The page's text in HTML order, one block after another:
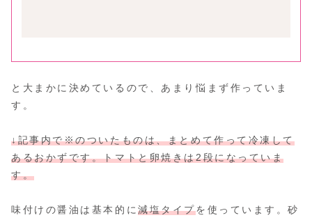
と大まかに決めているので、あまり悩まず作っていま
す。
↓記事内で※のついたものは、まとめて作って冷凍して
あるおかずです。トマトと卵焼きは2段になっていま
す。
味付けの醤油は基本的に減塩タイプを使っています。砂